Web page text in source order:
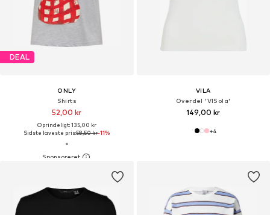
DEAL
ONLY
Shirts
52,00 kr
Oprindeligt: 135,00 kr
Sidste laveste pris:58,50 kr-11%
VILA
Overdel 'VISola'
149,00 kr
+4